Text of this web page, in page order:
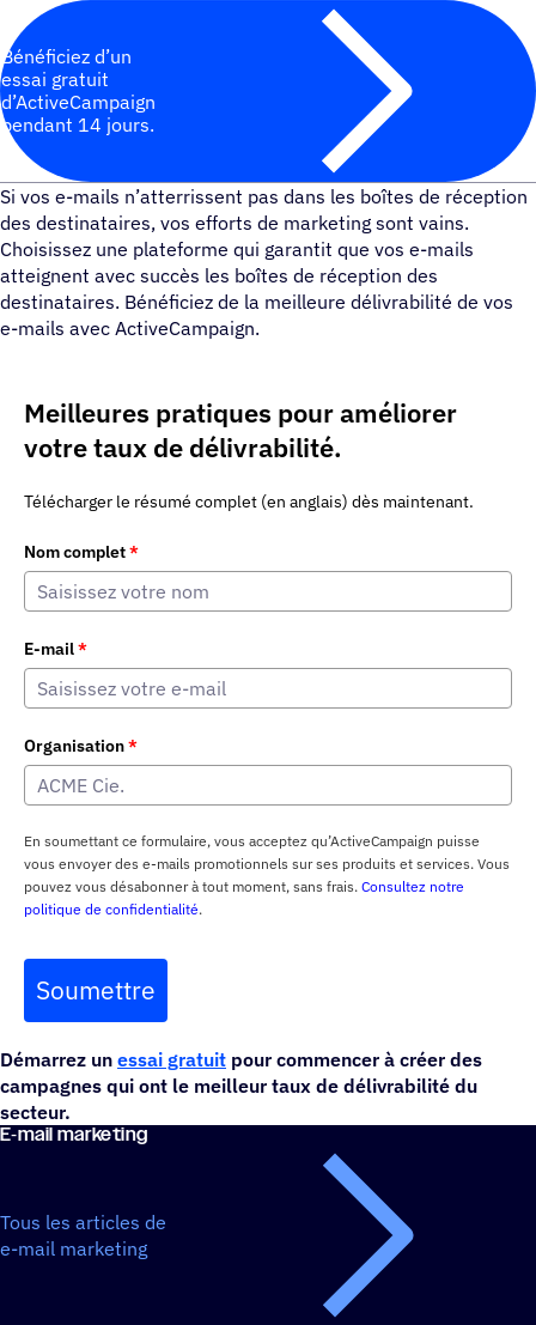
Bénéficiez d’un
essai gratuit
d’ActiveCampaign
pendant 14 jours.
Si vos e-mails n’atterrissent pas dans les boîtes de réception
des destinataires, vos efforts de marketing sont vains.
Choisissez une plateforme qui garantit que vos e-mails
atteignent avec succès les boîtes de réception des
destinataires. Bénéficiez de la meilleure délivrabilité de vos
e-mails avec ActiveCampaign.
Meilleures pratiques pour améliorer
votre taux de délivrabilité.
Télécharger le résumé complet (en anglais) dès maintenant.
Nom complet*
E-mail*
Organisation*
En soumettant ce formulaire, vous acceptez qu’ActiveCampaign puisse
vous envoyer des e-mails promotionnels sur ses produits et services. Vous
pouvez vous désabonner à tout moment, sans frais. Consultez notre
politique de confidentialité.
Soumettre
Démarrez un essai gratuit pour commencer à créer des
campagnes qui ont le meilleur taux de délivrabilité du
secteur.
E‑mail marke­ting
Tous les articles de
e-mail marketing